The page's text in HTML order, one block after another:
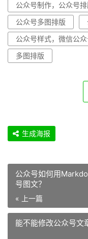
公众号制作，公众号
公众号多图排版
公众号样式，微信公
多图排版
生成海报
公众号如何用
号图文？
« 上一篇
能不能修改公众号文